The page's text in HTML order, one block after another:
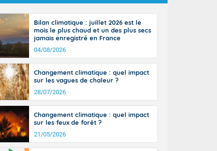
du Massif
la
est le
salve
de bons
vent,
les deux
entre 11
sur les
l'intérieur
vallée de
Bilan climatique : juillet 2026 est le
mois le plus chaud et un des plus secs
jamais enregistré en France
04/08/2026
Changement climatique : quel impact
sur les vagues de chaleur ?
28/07/2026
Changement climatique : quel impact
sur les feux de forêt ?
21/05/2026